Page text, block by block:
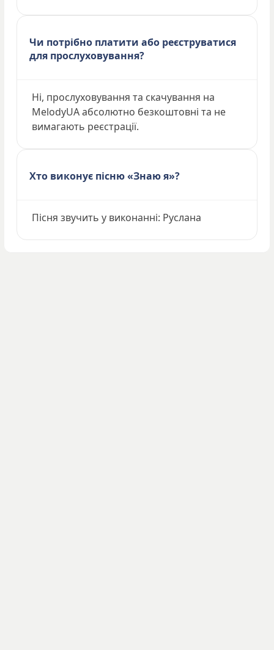
Чи потрібно платити або реєструватися
для прослуховування?
Ні, прослуховування та скачування на
MelodyUA абсолютно безкоштовні та не
вимагають реєстрації.
Хто виконує пісню «Знаю я»?
Пісня звучить у виконанні: Руслана